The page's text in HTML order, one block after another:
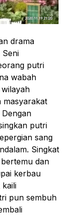
drama
Seni
putri
wabah
masyarakat
putri
sang
Singkat
dan
kerbau
pun sembuh